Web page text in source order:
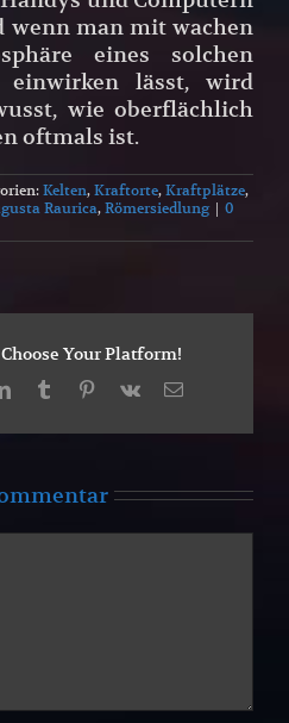
wenn man mit wachen
eines solchen
lässt, wird
wie oberflächlich
oftmals ist.
Kelten, Kraftorte, Kraftplätze,
Raurica, Römersiedlung | 0
Your Platform!
LinkedInTumblrPinterest
Vk
E-